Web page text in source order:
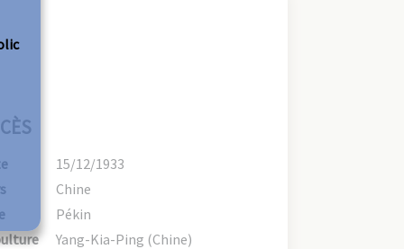
15/12/1933
Chine
Pékin
Yang-Kia-Ping (Chine)